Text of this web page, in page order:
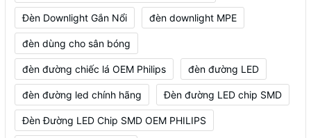
Đèn Downlight Gắn Nổi đèn downlight MPE
đèn dùng cho sân bóng
đèn đường chiếc lá OEM Philips đèn đường LED
đèn đường led chính hãng Đèn đường LED chip SMD
Đèn Đường LED Chip SMD OEM PHILIPS